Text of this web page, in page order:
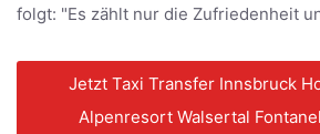
folgt: "Es zählt nur die Zufriedenheit
Jetzt Taxi Transfer Innsbruck
Alpenresort Walsertal